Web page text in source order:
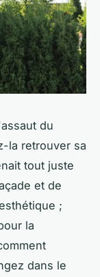
du
la retrouver sa
tout juste
et de
;
la
dans le